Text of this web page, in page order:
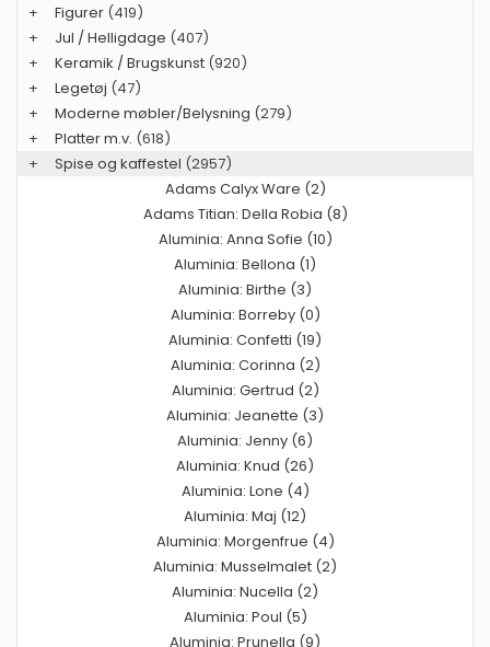
+
Figurer (419)
+
Jul / Helligdage (407)
+
Keramik / Brugskunst (920)
+
Legetøj (47)
+
Moderne møbler/Belysning (279)
+
Platter m.v. (618)
+
Spise og kaffestel (2957)
Adams Calyx Ware (2)
Adams Titian: Della Robia (8)
Aluminia: Anna Sofie (10)
Aluminia: Bellona (1)
Aluminia: Birthe (3)
Aluminia: Borreby (0)
Aluminia: Confetti (19)
Aluminia: Corinna (2)
Aluminia: Gertrud (2)
Aluminia: Jeanette (3)
Aluminia: Jenny (6)
Aluminia: Knud (26)
Aluminia: Lone (4)
Aluminia: Maj (12)
Aluminia: Morgenfrue (4)
Aluminia: Musselmalet (2)
Aluminia: Nucella (2)
Aluminia: Poul (5)
Aluminia: Prunella (9)